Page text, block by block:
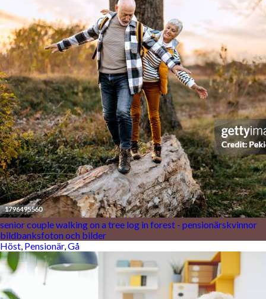
senior couple walking on a tree log in forest - pensionärskvinnor
bildbanksfoton och bilder
Höst, Pensionär,Gå